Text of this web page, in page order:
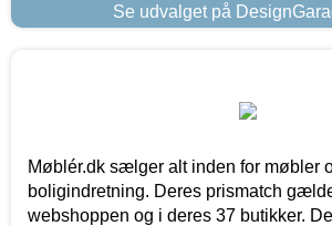
Se udvalget på
Møblér.dk sælger alt inden for møbler
boligindretning. Deres prismatch
webshoppen og i deres 37 butikker.